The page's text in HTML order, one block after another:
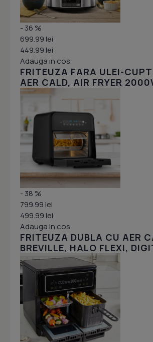
- 36 %
699.99 lei
449.99 lei
Adauga in cos
FRITEUZA FARA ULEI-
AER CALD, AIR FRYER
- 38 %
799.99 lei
499.99 lei
Adauga in cos
FRITEUZA DUBLA CU AER
BREVILLE, HALO FLEXI,